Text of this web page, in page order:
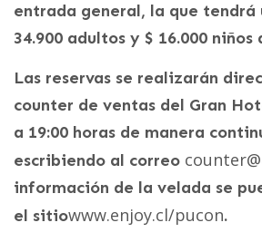
entrada general, la que tendrá
34.900 adultos y $ 16.000 niños
Las reservas se realizarán
counter de ventas del Gran
a 19:00 horas de manera
escribiendo al correo
información de la velada se
el sitiowww.enjoy.cl/pucon.